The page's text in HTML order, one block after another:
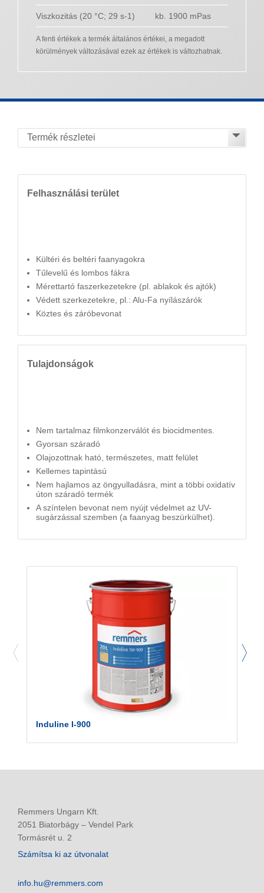
Viszkozitás (20 °C; 29 s-1) kb. 1900 mPas
A fenti értékek a termék általános értékei, a megadott
körülmények változásával ezek az értékek is változhatnak.
Felhasználási terület
Kültéri és beltéri faanyagokra
Tűlevelű és lombos fákra
Mérettartó faszerkezetekre (pl. ablakok és ajtók)
Védett szerkezetekre, pl.: Alu-Fa nyílászárók
Köztes és záróbevonat
Tulajdonságok
Nem tartalmaz filmkonzerválót és biocidmentes.
Gyorsan száradó
Olajozottnak ható, természetes, matt felület
Kellemes tapintású
Nem hajlamos az öngyulladásra, mint a többi oxidatív
úton száradó termék
A színtelen bevonat nem nyújt védelmet az UV-
sugárzással szemben (a faanyag beszürkülhet).
Induline I-900
Remmers Ungarn Kft.
2051 Biatorbágy – Vendel Park
Tormásrét u. 2
Számítsa ki az útvonalat
info.hu@remmers.com